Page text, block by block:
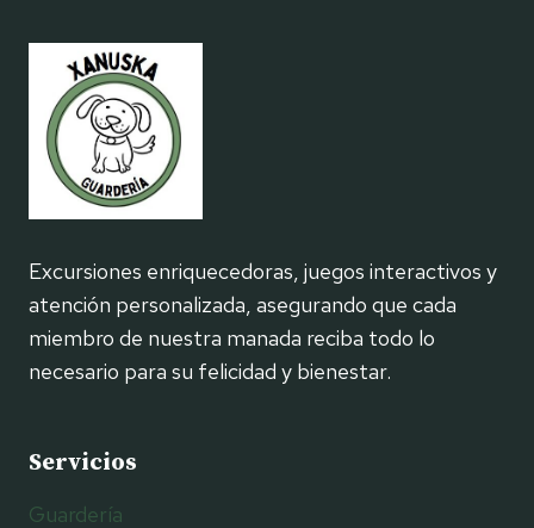
Excursiones enriquecedoras, juegos interactivos y
atención personalizada, asegurando que cada
miembro de nuestra manada reciba todo lo
necesario para su felicidad y bienestar.
Servicios
Guardería